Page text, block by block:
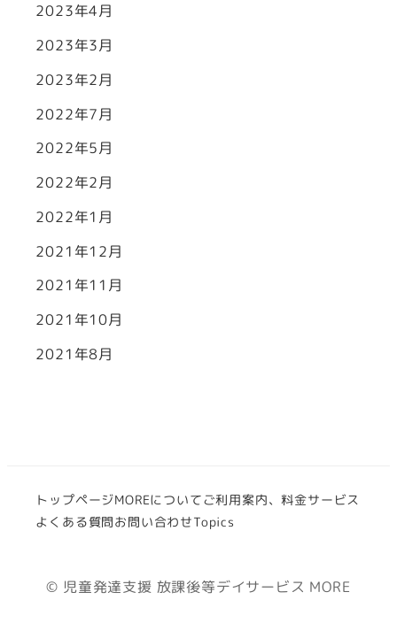
2023年4月
2023年3月
2023年2月
2022年7月
2022年5月
2022年2月
2022年1月
2021年12月
2021年11月
2021年10月
2021年8月
トップページMOREについてご利用案内、料金サービス
よくある質問お問い合わせTopics
© 児童発達支援 放課後等デイサービス MORE